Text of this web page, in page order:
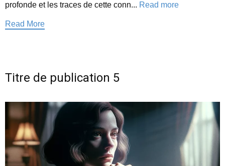
profonde et les traces de cette conn... Read more
Read More
Titre de publication 5